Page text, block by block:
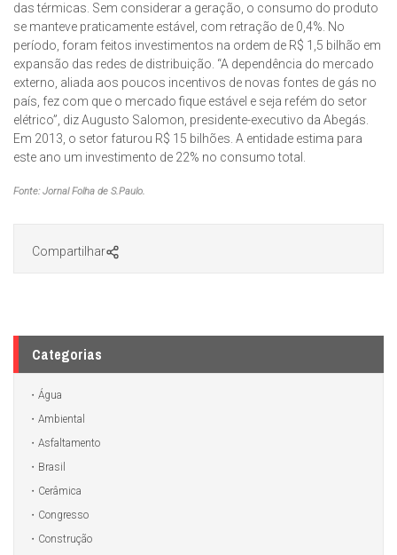
das térmicas. Sem considerar a geração, o consumo do produto
se manteve praticamente estável, com retração de 0,4%. No
período, foram feitos investimentos na ordem de R$ 1,5 bilhão em
expansão das redes de distribuição. “A dependência do mercado
externo, aliada aos poucos incentivos de novas fontes de gás no
país, fez com que o mercado fique estável e seja refém do setor
elétrico”, diz Augusto Salomon, presidente-executivo da Abegás.
Em 2013, o setor faturou R$ 15 bilhões. A entidade estima para
este ano um investimento de 22% no consumo total.
Fonte: Jornal Folha de S.Paulo.
Compartilhar
Categorias
Água
Ambiental
Asfaltamento
Brasil
Cerâmica
Congresso
Construção